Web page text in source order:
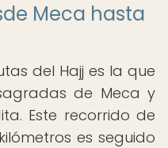
Meca hasta
del Hajj es la que
de Meca y
Este recorrido de
es seguido